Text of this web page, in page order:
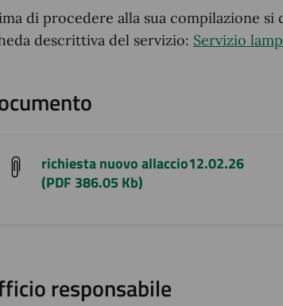
di procedere alla sua compilazione
descrittiva del servizio: Servizio
richiesta nuovo allaccio12.02.26
(PDF 386.05 Kb)
responsabile